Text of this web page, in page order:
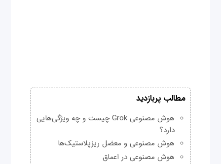
مطالب پربازدید
هوش مصنوعی Grok چیست و چه ویژگی‌هایی
دارد؟
هوش مصنوعی و معضل ریزپلاستیک‌ها
هوش مصنوعی در اعماق